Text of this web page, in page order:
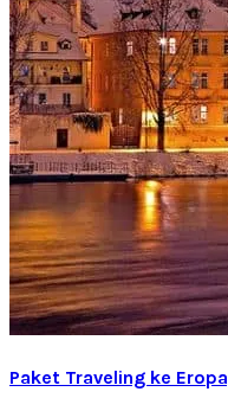
Paket Traveling ke